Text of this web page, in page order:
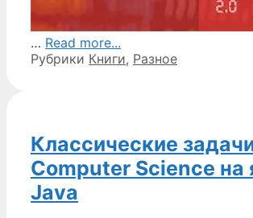
… Read more...
Рубрики Книги, Разное
Классические
Computer Science на
Java